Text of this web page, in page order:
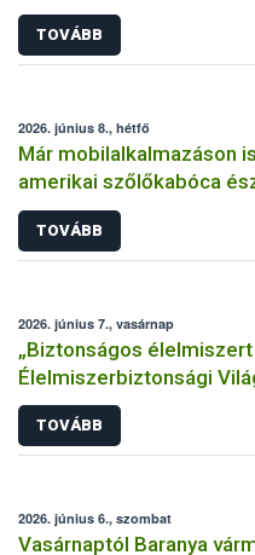
TOVÁBB
2026. június 8., hétfő
Már mobilalkalmazáson
amerikai szőlőkabóca
TOVÁBB
2026. június 7., vasárnap
„Biztonságos
Élelmiszerbiztonsági
TOVÁBB
2026. június 6., szombat
Vasárnaptól Baranya